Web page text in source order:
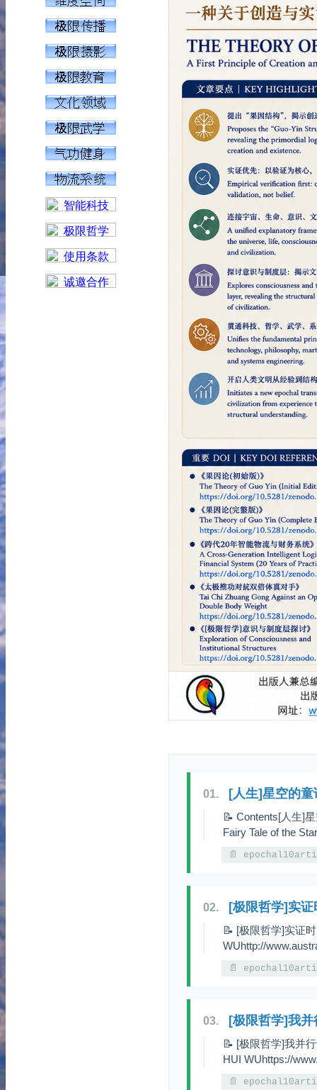
01. [人生]星空的
📝 Contents[人生]
Fairy Tale of the
📄
02. [极限哲学]实
📝 [极限哲学]实证
WUhttp://
📄
03. [极限哲学]我
📝 [极限哲学]我并
HUI WUhttps://
📄